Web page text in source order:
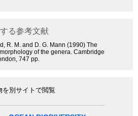
る参考文献
R. M. and D. G. Mann (1990) The
of the genera. Cambridge
747 pp.
を別サイトで閲覧